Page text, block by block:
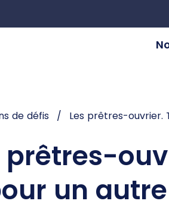
de défis Les prêtres-ouvrier.
prêtres-
un